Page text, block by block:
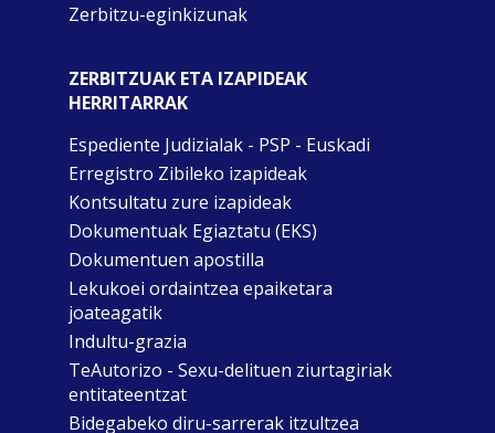
Zerbitzu-eginkizunak
ZERBITZUAK ETA IZAPIDEAK
HERRITARRAK
Espediente Judizialak - PSP - Euskadi
Erregistro Zibileko izapideak
Kontsultatu zure izapideak
Dokumentuak Egiaztatu (EKS)
Dokumentuen apostilla
Lekukoei ordaintzea epaiketara
joateagatik
Indultu-grazia
TeAutorizo - Sexu-delituen ziurtagiriak
entitateentzat
Bidegabeko diru-sarrerak itzultzea